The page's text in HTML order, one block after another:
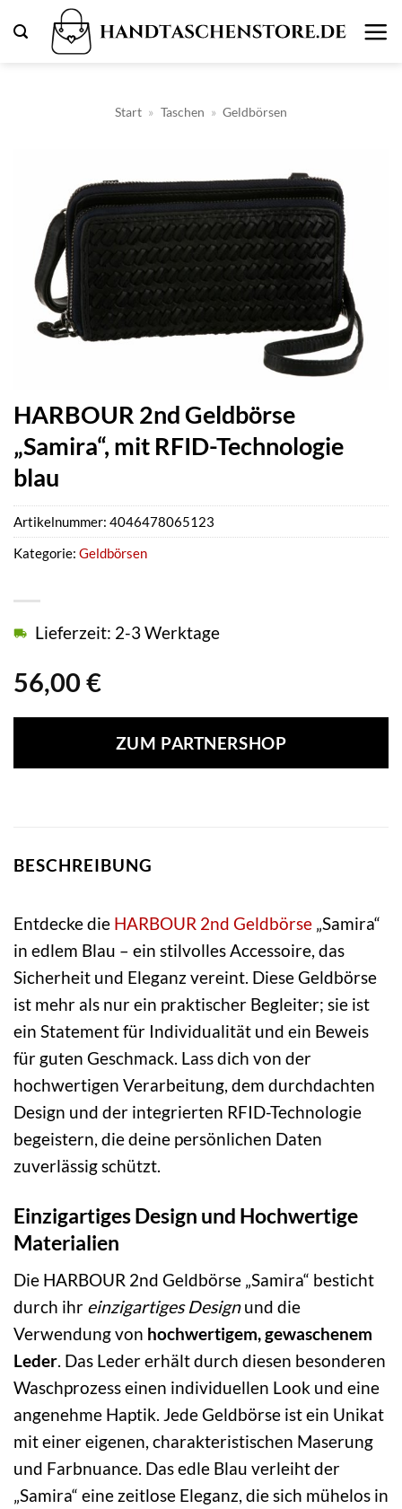
Inhalt
Start » Taschen » Geldbörsen
HARBOUR 2nd Geldbörse
„Samira“, mit RFID-Technologie
blau
56,00 €
Lieferzeit: 2-3 Werktage
ZUM PARTNERSHOP
Artikelnummer: 4046478065123
Kategorie: Geldbörsen
BESCHREIBUNG
Entdecke die HARBOUR 2nd Geldbörse „Samira“
in edlem Blau – ein stilvolles Accessoire, das
Sicherheit und Eleganz vereint. Diese Geldbörse
ist mehr als nur ein praktischer Begleiter; sie ist
ein Statement für Individualität und ein Beweis
für guten Geschmack. Lass dich von der
hochwertigen Verarbeitung, dem durchdachten
Design und der integrierten RFID-Technologie
begeistern, die deine persönlichen Daten
zuverlässig schützt.
Einzigartiges Design und Hochwertige
Materialien
Die HARBOUR 2nd Geldbörse „Samira“ besticht
durch ihr einzigartiges Designund die
Verwendung von hochwertigem, gewaschenem
Leder . Das Leder erhält durch diesen besonderen
Waschprozess einen individuellen Look und eine
angenehme Haptik. Jede Geldbörse ist ein Unikat
mit einer eigenen, charakteristischen Maserung
und Farbnuance. Das edle Blau verleiht der
„Samira“ eine zeitlose Eleganz, die sich mühelos in